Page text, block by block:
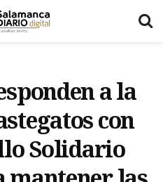
a la
con
Solidario